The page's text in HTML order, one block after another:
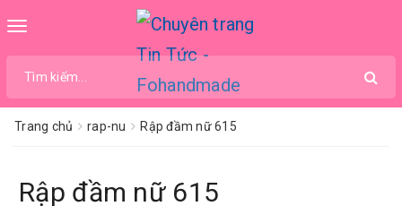
Toggle
Trang chủ rap-nu Rập đầm nữ 615
Rập đầm nữ 615